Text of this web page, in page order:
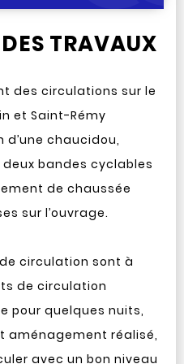
TRAVAUX
des circulations sur le
et Saint-Rémy
chaucidou,
bandes cyclables
de chaussée
sur l’ouvrage.
circulation sont à
de circulation
pour quelques nuits,
aménagement réalisé,
avec un bon niveau